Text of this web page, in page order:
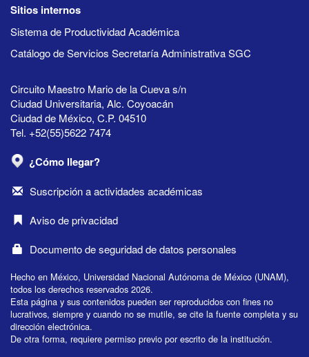
Sitios internos
Sistema de Productividad Académica
Catálogo de Servicios Secretaría Administrativa SGC
Circuito Maestro Mario de la Cueva s/n
Ciudad Universitaria, Alc. Coyoacán
Ciudad de México, C.P. 04510
Tel. +52(55)5622 7474
¿Cómo llegar?
Suscripción a actividades académicas
Aviso de privacidad
Documento de seguridad de datos personales
Hecho en México, Universidad Nacional Autónoma de México (UNAM),
todos los derechos reservados 2026.
Esta página y sus contenidos pueden ser reproducidos con fines no
lucrativos, siempre y cuando no se mutile, se cite la fuente completa y su
dirección electrónica.
De otra forma, requiere permiso previo por escrito de la institución.